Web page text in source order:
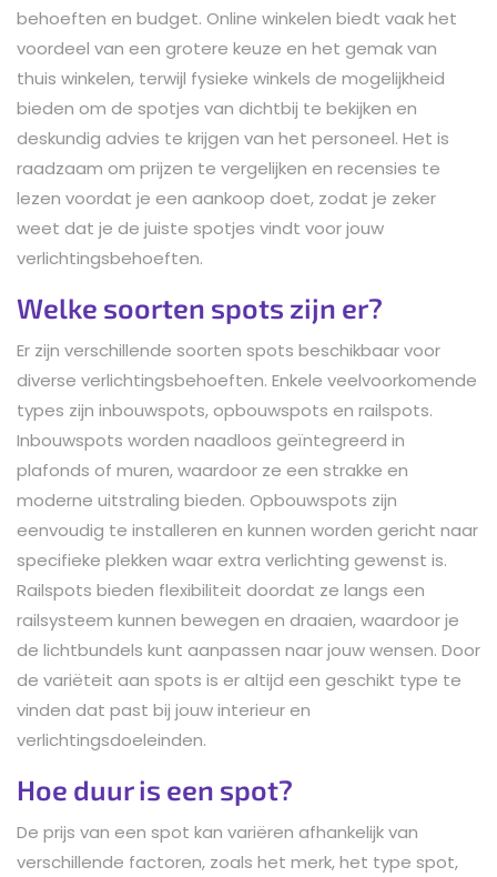
behoeften en budget. Online winkelen biedt vaak het
voordeel van een grotere keuze en het gemak van
thuis winkelen, terwijl fysieke winkels de mogelijkheid
bieden om de spotjes van dichtbij te bekijken en
deskundig advies te krijgen van het personeel. Het is
raadzaam om prijzen te vergelijken en recensies te
lezen voordat je een aankoop doet, zodat je zeker
weet dat je de juiste spotjes vindt voor jouw
verlichtingsbehoeften.
Welke soorten spots zijn er?
Er zijn verschillende soorten spots beschikbaar voor
diverse verlichtingsbehoeften. Enkele veelvoorkomende
types zijn inbouwspots, opbouwspots en railspots.
Inbouwspots worden naadloos geïntegreerd in
plafonds of muren, waardoor ze een strakke en
moderne uitstraling bieden. Opbouwspots zijn
eenvoudig te installeren en kunnen worden gericht naar
specifieke plekken waar extra verlichting gewenst is.
Railspots bieden flexibiliteit doordat ze langs een
railsysteem kunnen bewegen en draaien, waardoor je
de lichtbundels kunt aanpassen naar jouw wensen. Door
de variëteit aan spots is er altijd een geschikt type te
vinden dat past bij jouw interieur en
verlichtingsdoeleinden.
Hoe duur is een spot?
De prijs van een spot kan variëren afhankelijk van
verschillende factoren, zoals het merk, het type spot,